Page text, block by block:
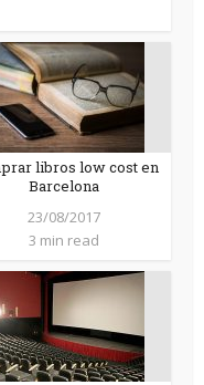
libros low cost en
Barcelona
23/08/2017
3 min read